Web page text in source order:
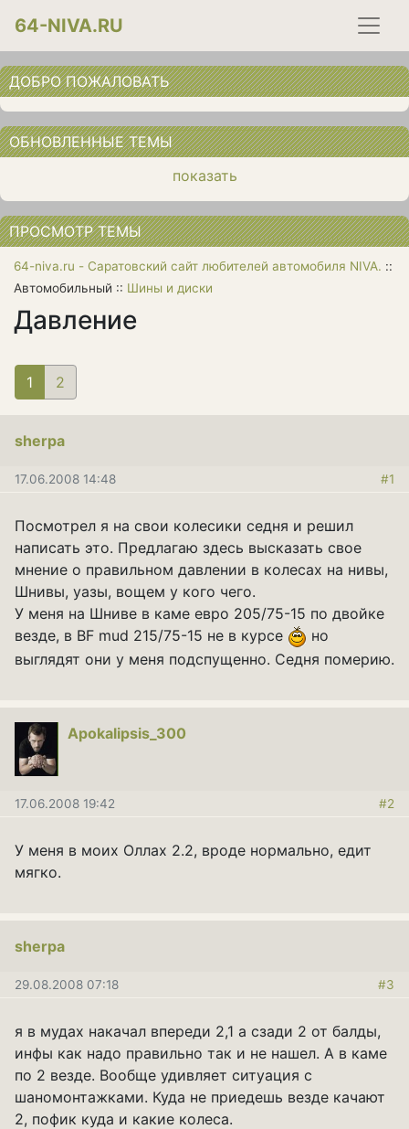
64-NIVA.RU
ДОБРО ПОЖАЛОВАТЬ
ОБНОВЛЕННЫЕ ТЕМЫ
показать
ПРОСМОТР ТЕМЫ
64-niva.ru - Саратовский сайт любителей автомобиля NIVA. ::
Автомобильный :: Шины и диски
Давление
1 (current)
2
sherpa
17.06.2008 14:48 #1
Посмотрел я на свои колесики седня и решил
написать это. Предлагаю здесь высказать свое
мнение о правильном давлении в колесах на нивы,
Шнивы, уазы, вощем у кого чего.
У меня на Шниве в каме евро 205/75-15 по двойке
везде, в BF mud 215/75-15 не в курсе
но
выглядят они у меня подспущенно. Седня померию.
Apokalipsis_300
17.06.2008 19:42 #2
У меня в моих Оллах 2.2, вроде нормально, едит
мягко.
sherpa
29.08.2008 07:18 #3
я в мудах накачал впереди 2,1 а сзади 2 от балды,
инфы как надо правильно так и не нашел. А в каме
по 2 везде. Вообще удивляет ситуация с
шаномонтажками. Куда не приедешь везде качают
2, пофик куда и какие колеса.